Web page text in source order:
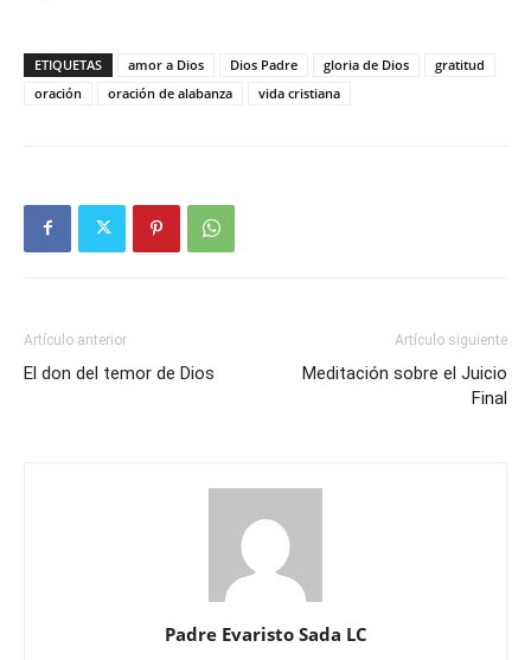
ETIQUETAS amor a Dios Dios Padre gloria de Dios
gratitud
oración
oración de alabanza vida cristiana
Artículo anterior
El don del temor de Dios
Artículo siguiente
Meditación sobre el Juicio
Final
Padre Evaristo Sada LC